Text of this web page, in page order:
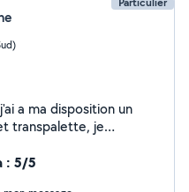
a ma disposition un
transpalette, je
: 5/5